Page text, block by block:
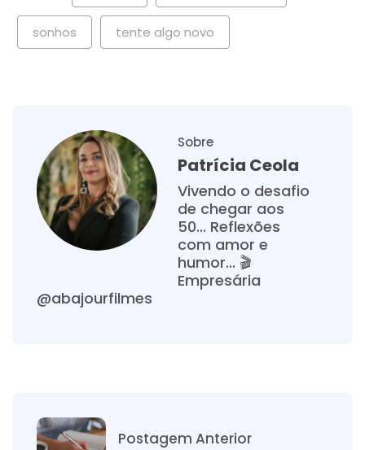
sonhos tente algo novo
Sobre
Patrícia Ceola
Vivendo o desafio
de chegar aos
50... Reflexões
com amor e
humor... 🎬
Empresária
@abajourfilmes
Postagem Anterior